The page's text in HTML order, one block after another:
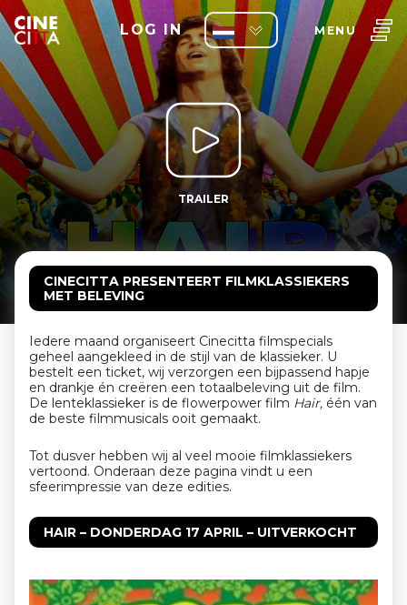
LOG IN MENU
TRAILER
CINECITTA PRESENTEERT FILMKLASSIEKERS
MET BELEVING
Iedere maand organiseert Cinecitta filmspecials
geheel aangekleed in de stijl van de klassieker. U
bestelt een ticket, wij verzorgen een bijpassend hapje
en drankje én creëren een totaalbeleving uit de film.
De lenteklassieker is de flowerpower film Hair, één van
de beste filmmusicals ooit gemaakt.
Tot dusver hebben wij al veel mooie filmklassiekers
vertoond. Onderaan deze pagina vindt u een
sfeerimpressie van deze edities.
HAIR – DONDERDAG 17 APRIL – UITVERKOCHT